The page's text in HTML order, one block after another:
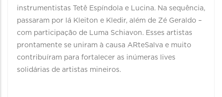
instrumentistas Tetê Espíndola e Lucina. Na sequência,
passaram por lá Kleiton e Kledir, além de Zé Geraldo –
com participação de Luma Schiavon. Esses artistas
prontamente se uniram à causa ARteSalva e muito
contribuíram para fortalecer as inúmeras lives
solidárias de artistas mineiros.